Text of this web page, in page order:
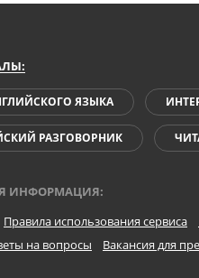
ЯЗЫКА
РАЗГОВОРНИК
ИНФОРМАЦИЯ:
Правила использования сервиса
на вопросы
Вакансия для